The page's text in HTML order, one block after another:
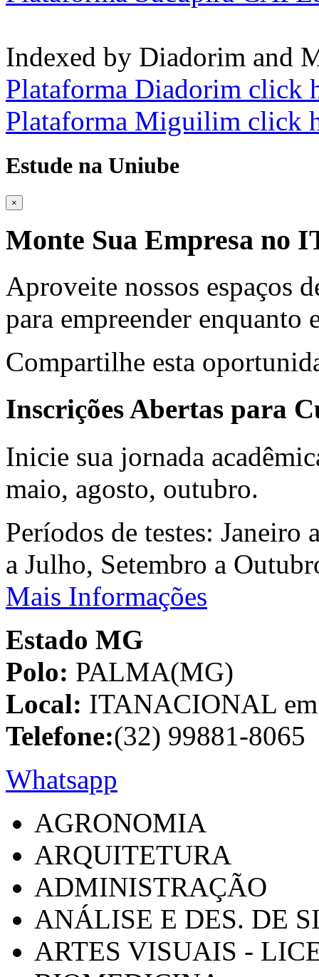
Indexed by Diadorim and
Plataforma Diadorim click
Plataforma Miguilim click
Estude na Uniube
×
Monte Sua Empresa no
Aproveite nossos espaços
para empreender enquanto
Compartilhe esta
Inscrições Abertas para
Inicie sua jornada
maio, agosto, outubro.
Períodos de testes:
a Julho, Setembro a
Mais Informações
Estado MG
Polo: PALMA(MG)
Local: ITANACIONAL
Telefone:(32) 99881-8065
Whatsapp
AGRONOMIA
ARQUITETURA
ADMINISTRAÇÃO
ANÁLISE E DES. DE
ARTES VISUAIS -